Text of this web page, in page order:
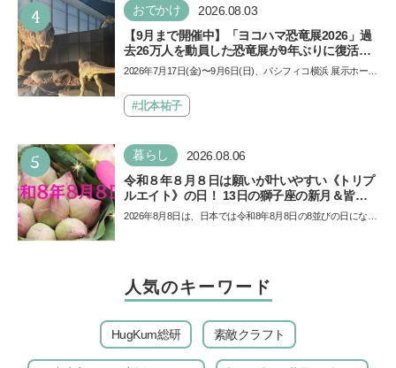
4 おでかけ 2026.08.03
【9月まで開催中】「ヨコハマ恐竜展2026」過
去26万人を動員した恐竜展が9年ぶりに復活！
夏休みのおでかけで楽しむポイントを完全ガイ
2026年7月17日(金)〜9月6日(日)、パシフィコ横浜 展示ホール
催…#北本祐子
5 暮らし 2026.08.06
令和８年８月８日は願いが叶いやすい《トリプ
ルエイト》の日！ 13日の獅子座の新月＆皆既
日食の影響にも注目
2026年8月8日は、日本では令和8年8月8日の8並びの日になり
人気のキーワード
HugKum総研 素敵クラフト